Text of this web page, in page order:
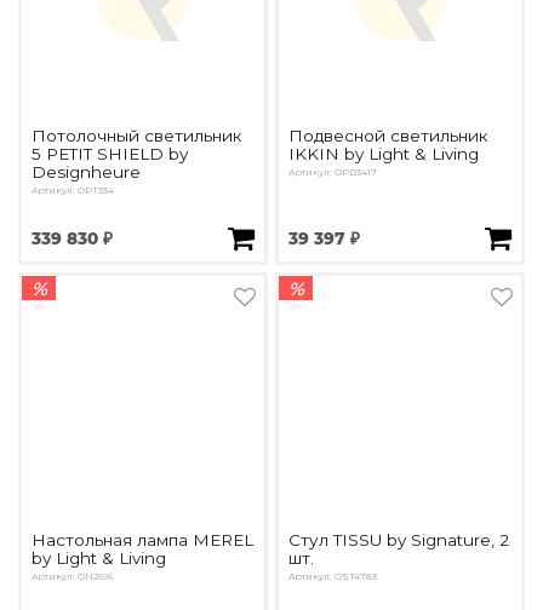
Потолочный светильник
5 PETIT SHIELD by
Designheure
Артикул: OPT334
339 830 ₽
Подвесной светильник
IKKIN by Light & Living
Артикул: OPD3417
39 397 ₽
%
Настольная лампа MEREL
by Light & Living
Артикул: ON2696
%
Стул TISSU by Signature, 2
шт.
Артикул: OST4783